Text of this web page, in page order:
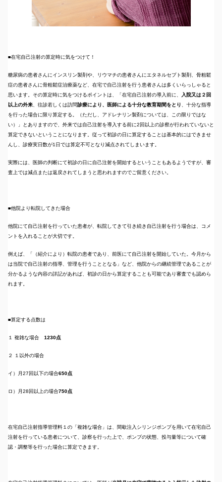
■在宅自己注射の算定時に気をつけて！
糖尿病の患者さんにインスリン製剤や、リウマチの患者さんにエタネルセプト製剤、骨粗鬆
症の患者さんに骨粗鬆症治療薬など、在宅で自己注射を行う患者さんは多くいらっしゃると
思います。その算定時に気をつけるポイントは、「在宅自己注射の導入前に、
入院又は２回
以上の外来 、往診若しくは訪問診療により、医師による十分な教育期間をとり
、十分な指導
を行った場合に限り算定する。（ただし、アドレナリン製剤については、この限りではな
い）」とありますので、外来では自己注射を導入する前に2回以上の診察が行われていないと
算定できないということになります。従って初診の日に算定することは基本的にはできませ
んし、診療実日数が1日では算定不可となり減点されてしまいます。
実際には、医師の判断にて初診の日に自己注射を開始するということもあるようですが、審
査上では減点または返戻されてしまうと思われますのでご留意ください。
■他院より転院してきた場合
他院にて自己注射を行っていた患者が、転院してきて引き続き自己注射を行う場合は、コメ
ントを入れることが大切です。
例えば、「（紹介により）転院の患者であり、前医にて自己注射を開始していた。今月から
は当院で自己注射の指導、管理を行うこととなる」など、他院からの継続管理であることが
分かるような内容の詳記があれば、初診の日から算定することも可能であり審査でも認めら
れます。
■算定する点数は
１ 複雑な場合 1230点
２ １以外の場合
イ）月27回以下の場合650点
ロ）月28回以上の場合750点
在宅自己注射指導管理料１の「複雑な場合」は、間歇注入シリンジポンプを用いて在宅自己
注射を行っている患者について、診察を行った上で、ポンプの状態、投与量等について確
認・調整等を行った場合に算定できます。